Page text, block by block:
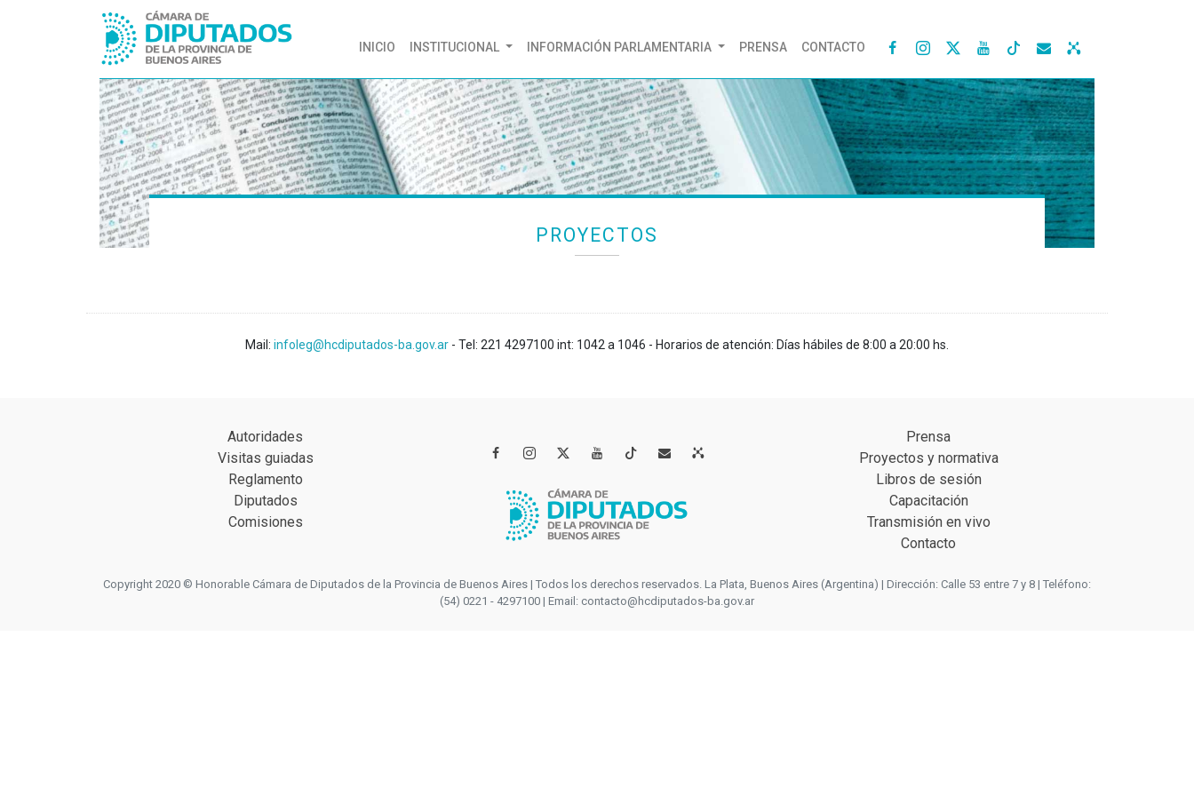
INICIO (CURRENT)
INSTITUCIONAL INFORMACIÓN PARLAMENTARIA PRENSA CONTACTO    
PROYECTOS
Mail: infoleg@hcdiputados-ba.gov.ar - Tel: 221 4297100 int: 1042 a 1046 - Horarios de atención: Días hábiles de 8:00 a 20:00 hs.
Autoridades
Visitas guiadas
Reglamento
Diputados
Comisiones
   
Prensa
Proyectos y normativa
Libros de sesión
Capacitación
Transmisión en vivo
Contacto
Copyright 2020 © Honorable Cámara de Diputados de la Provincia de Buenos Aires | Todos los derechos reservados. La Plata, Buenos Aires (Argentina) | Dirección: Calle 53 entre 7 y 8 | Teléfono:
(54) 0221 - 4297100 | Email: contacto@hcdiputados-ba.gov.ar